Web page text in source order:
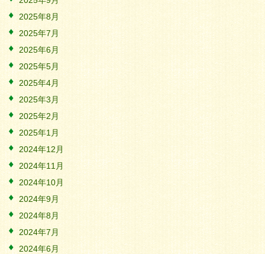
2025年8月
2025年7月
2025年6月
2025年5月
2025年4月
2025年3月
2025年2月
2025年1月
2024年12月
2024年11月
2024年10月
2024年9月
2024年8月
2024年7月
2024年6月